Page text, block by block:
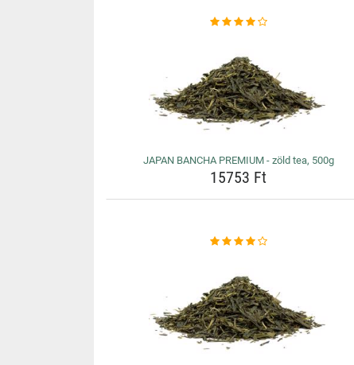
JAPAN BANCHA PREMIUM - zöld tea, 500g
15753 Ft